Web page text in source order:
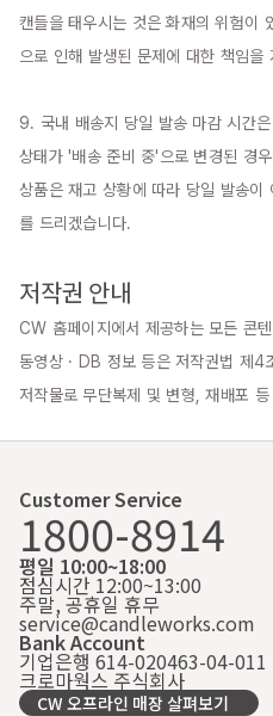
캔들을 태우시는 것은 화재의 위험이
으로 인해 발생된 문제에 대한 책임을
9. 국내 배송지 당일 발송 마감 시간
상태가 '배송 준비 중'으로 변경된 경
상품은 재고 상황에 따라 당일 발송이
를 드리겠습니다.
저작권 안내
CW 홈페이지에서 제공하는 모든 콘
동영상 · DB 정보 등은 저작권법 제4
저작물로 무단복제 및 변형, 재배포
Customer Service
1800-8914
평일 10:00~18:00
점심시간 12:00~13:00
주말, 공휴일 휴무
service@candleworks.com
Bank Account
기업은행 614-020463-04-011
크로마웍스 주식회사
CW 오프라인 매장 살펴보기